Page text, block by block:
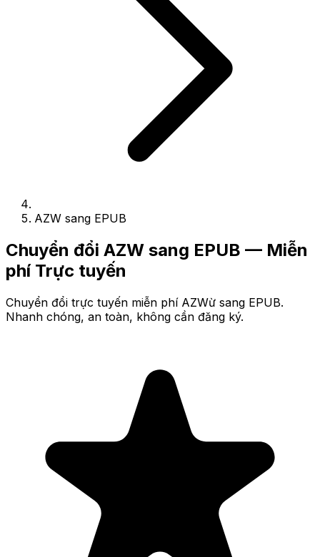
AZW sang EPUB
Chuyển đổi AZW sang EPUB — Miễn
phí Trực tuyến
Chuyển đổi trực tuyến miễn phí AZWừ sang EPUB.
Nhanh chóng, an toàn, không cần đăng ký.